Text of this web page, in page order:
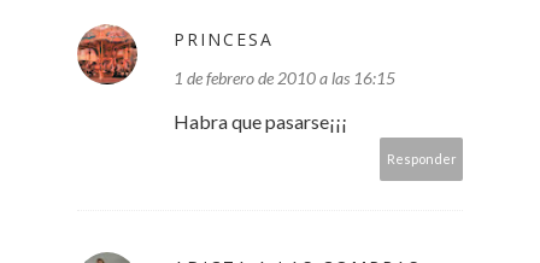
PRINCESA
1 de febrero de 2010 a las 16:15
Habra que pasarse¡¡¡
Responder